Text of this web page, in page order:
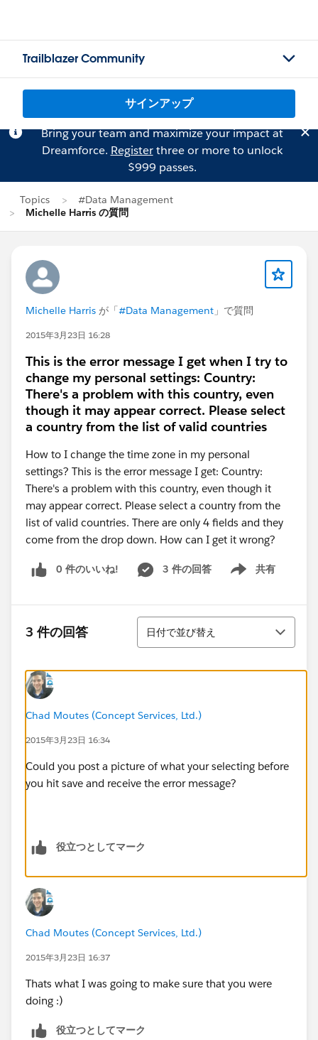
Trailblazer Community
サインアップ
Bring your team and maximize your impact at
Dreamforce. Registerthree or more to unlock
$999 passes.
Topics
#Data Management
Michelle Harris の質問
Michelle Harris が「#Data Management 」で質問
2015年3月23日 16:28
This is the error message I get when I try to
change my personal settings: Country:
There's a problem with this country, even
though it may appear correct. Please select
a country from the list of valid countries
How to I change the time zone in my personal
settings? This is the error message I get: Country:
There's a problem with this country, even though it
may appear correct. Please select a country from the
list of valid countries. There are only 4 fields and they
come from the drop down. How can I get it wrong?
0 件のいいね! 3 件の回答 共有
Show menu
3 件の回答
並び替え
日付で並び替え
Chad Moutes (Concept Services, Ltd.)
2015年3月23日 16:34
Could you post a picture of what your selecting before
you hit save and receive the error message?
役立つとしてマーク
Chad Moutes (Concept Services, Ltd.)
2015年3月23日 16:37
Thats what I was going to make sure that you were
doing :)
役立つとしてマーク